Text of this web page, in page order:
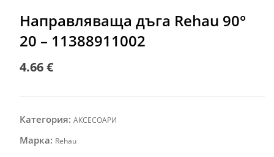
Направляваща дъга Rehau 90°
20 – 11388911002
4.66€
Категория: АКСЕСОАРИ
Марка: Rehau